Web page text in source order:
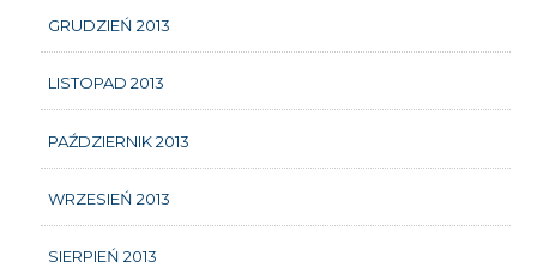
GRUDZIEŃ 2013
LISTOPAD 2013
PAŹDZIERNIK 2013
WRZESIEŃ 2013
SIERPIEŃ 2013